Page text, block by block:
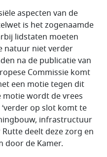
aspecten van de
is het zogenaamde
lidstaten moeten
natuur niet verder
na de publicatie van
Commissie komt
een motie tegen dit
wordt de vrees
op slot komt te
infrastructuur
deelt deze zorg en
door de Kamer.